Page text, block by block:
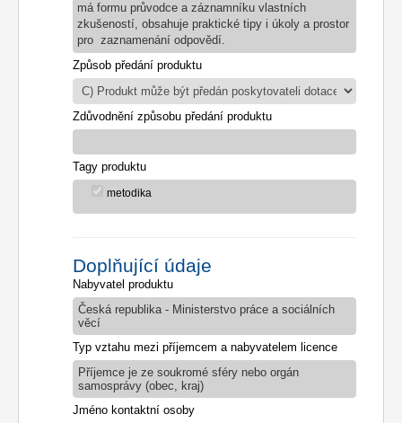
má formu průvodce a záznamníku vlastních
zkušeností, obsahuje praktické tipy i úkoly a prostor
pro zaznamenání odpovědí.
Způsob předání produktu
Zdůvodnění způsobu předání produktu
Tagy produktu
metodika
Doplňující údaje
Nabyvatel produktu
Česká republika - Ministerstvo práce a sociálních
věcí
Typ vztahu mezi příjemcem a nabyvatelem licence
Příjemce je ze soukromé sféry nebo orgán
samosprávy (obec, kraj)
Jméno kontaktní osoby